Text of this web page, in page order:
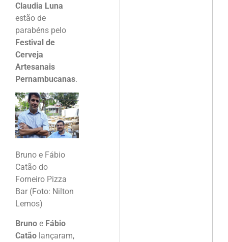
Claudia Luna
estão de
parabéns pelo
Festival de
Cerveja
Artesanais
Pernambucanas.
Bruno e Fábio
Catão do
Forneiro Pizza
Bar (Foto: Nilton
Lemos)
Bruno e Fábio
Catão lançaram,